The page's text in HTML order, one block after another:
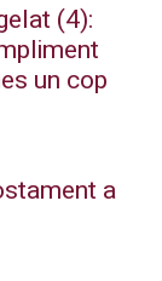
(4):
un cop
a